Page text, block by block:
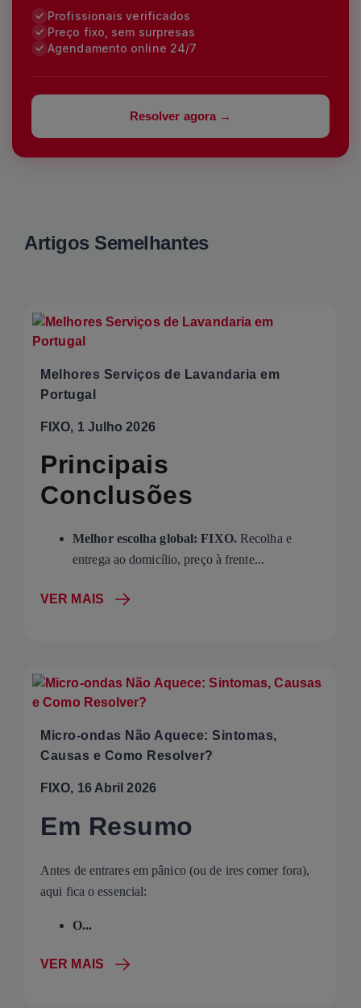
Profissionais verificados
Preço fixo, sem surpresas
Agendamento online 24/7
Resolver agora →
Artigos Semelhantes
Melhores Serviços de Lavandaria em
Portugal
FIXO, 1 Julho 2026
Principais
Conclusões
Melhor escolha global: FIXO.Recolha e
entrega ao domicílio, preço à frente...
VER MAIS
Micro-ondas Não Aquece: Sintomas,
Causas e Como Resolver?
FIXO, 16 Abril 2026
Em Resumo
Antes de entrares em pânico (ou de ires comer fora),
aqui fica o essencial:
O...
VER MAIS